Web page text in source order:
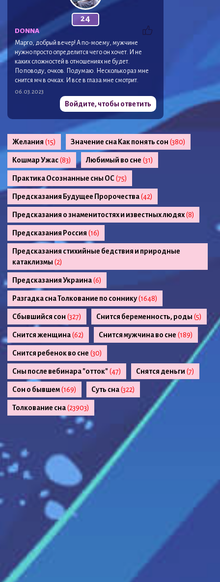
24
DONNA
Марго, добрый вечер! А по-моему, мужчине
нужно просто определится чего он хочет. И не
каких сложностей в отношениях не будет.
По поводу, очков. Подумаю. Несколько раз мне
снится мч в очках. И все в глаза мне смотрит.
06.03.2023
Войдите, чтобы ответить
Желания (15) Значение сна Как понять сон (380)
Кошмар Ужас(83) Любимый во сне (31)
Практика Осознанные сны ОС(75)
Предсказания Будущее Пророчества(42)
Предсказания о знаменитостях и известных людях(8)
Предсказания Россия (16)
Предсказания стихийные бедствия и природные
катаклизмы (2)
Предсказания Украина(6)
Разгадка сна Толкование по соннику(1648)
Сбывшийся сон (327) Снится беременность, роды (5)
Снится женщина(62) Снится мужчина во сне (189)
Снится ребенок во сне (30)
Сны после вебинара "отток"(47) Снятся деньги (7)
Сон о бывшем(169) Суть сна(322)
Толкование сна(23903)